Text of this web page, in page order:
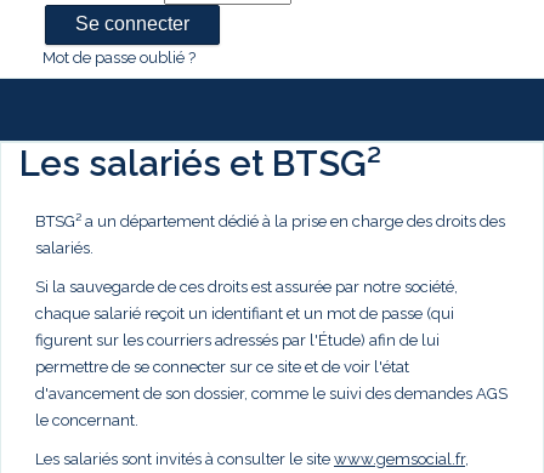
Mot de passe oublié ?
Les salariés et BTSG²
BTSG² a un département dédié à la prise en charge des droits des
salariés.
Si la sauvegarde de ces droits est assurée par notre société,
chaque salarié reçoit un identifiant et un mot de passe (qui
figurent sur les courriers adressés par l'Étude) afin de lui
permettre de se connecter sur ce site et de voir l'état
d'avancement de son dossier, comme le suivi des demandes AGS
le concernant.
Les salariés sont invités à consulter le site www.gemsocial.fr,